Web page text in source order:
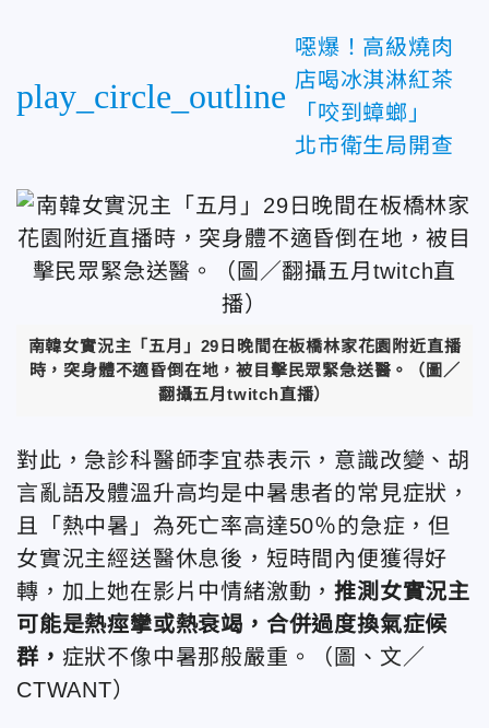
play_circle_outline
噁爆！高級燒肉
店喝冰淇淋紅茶
「咬到蟑螂」
北市衛生局開查
南韓女實況主「五月」29日晚間在板橋林家花園附近直播
時，突身體不適昏倒在地，被目擊民眾緊急送醫。（圖／
翻攝五月twitch直播）
對此，急診科醫師李宜恭表示，意識改變、胡
言亂語及體溫升高均是中暑患者的常見症狀，
且「熱中暑」為死亡率高達50％的急症，但
女實況主經送醫休息後，短時間內便獲得好
轉，加上她在影片中情緒激動，推測女實況主
可能是熱痙攣或熱衰竭，合併過度換氣症候
群， 症狀不像中暑那般嚴重。（圖、文／
CTWANT）